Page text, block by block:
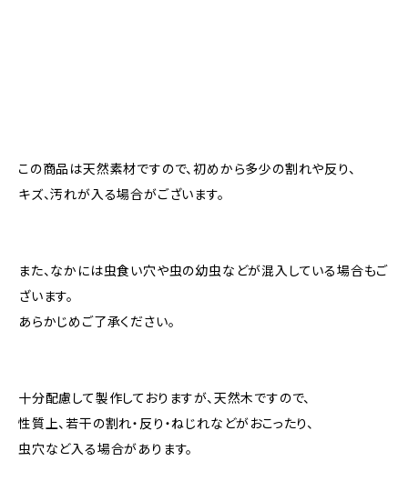
この商品は天然素材ですので、初めから多少の割れや反り、
キズ、汚れが入る場合がございます。
また、なかには虫食い穴や虫の幼虫などが混入している場合もご
ざいます。
あらかじめご了承ください。
十分配慮して製作しておりますが、天然木ですので、
性質上、若干の割れ・反り・ねじれなどがおこったり、
虫穴など入る場合があります。